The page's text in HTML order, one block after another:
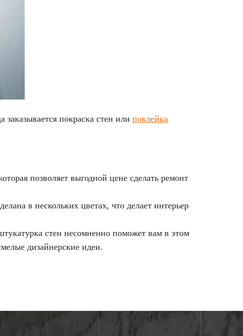
покраска стен или поклейка
позволяет выгодной цене сделать ремонт
в нескольких цветах, что делает интерьер
стен несомненно поможет вам в этом
дизайнерские идеи.